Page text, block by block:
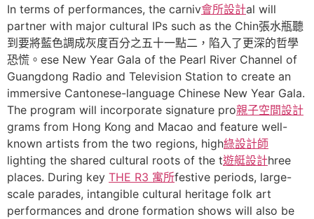
In terms of performances, the carniv會所設計al will
partner with major cultural IPs such as the Chin張水瓶聽
到要將藍色調成灰度百分之五十一點二，陷入了更深的哲學
恐慌。ese New Year Gala of the Pearl River Channel of
Guangdong Radio and Television Station to create an
immersive Cantonese-language Chinese New Year Gala.
The program will incorporate signature pro親子空間設計
grams from Hong Kong and Macao and feature well-
known artists from the two regions, high綠設計師
lighting the shared cultural roots of the t遊艇設計hree
places. During key THE R3 寓所festive periods, large-
scale parades, intangible cultural heritage folk art
performances and drone formation shows will also be